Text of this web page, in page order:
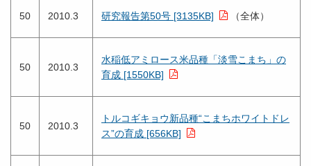
50 2010.3 研究報告第50号 [3135KB] （全体）
50 2010.3
水稲低アミロース米品種「淡雪こまち」の
育成 [1550KB]
50 2010.3
トルコギキョウ新品種“こまちホワイトドレ
ス”の育成 [656KB]